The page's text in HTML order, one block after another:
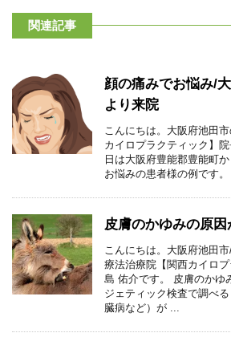
関連記事
顔の痛みでお悩み/
より来院
こんにちは。大阪府池田
カイロプラクティック】
日は大阪府豊能郡豊能町
お悩みの患者様の例です
皮膚のかゆみの原因
こんにちは。大阪府池田
療法治療院【関西カイロ
島 佑介です。 皮膚のかゆ
ジェティック検査で調べ
臓病など）が ...